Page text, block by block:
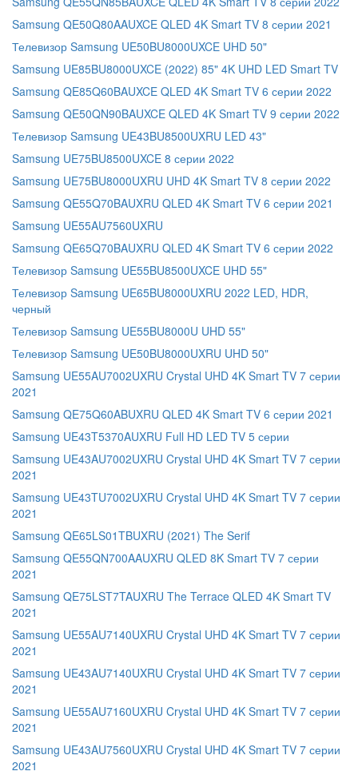
Samsung QE50Q80AAUXCE QLED 4K Smart TV 8 серии 2021
Телевизор Samsung UE50BU8000UXCE UHD 50"
Samsung UE85BU8000UXCE (2022) 85" 4K UHD LED Smart TV
Samsung QE85Q60BAUXCE QLED 4K Smart TV 6 серии 2022
Samsung QE50QN90BAUXCE QLED 4K Smart TV 9 серии 2022
Телевизор Samsung UE43BU8500UXRU LED 43"
Samsung UE75BU8500UXCE 8 серии 2022
Samsung UE75BU8000UXRU UHD 4K Smart TV 8 серии 2022
Samsung QE55Q70BAUXRU QLED 4K Smart TV 6 серии 2021
Samsung UE55AU7560UXRU
Samsung QE65Q70BAUXRU QLED 4K Smart TV 6 серии 2022
Телевизор Samsung UE55BU8500UXCE UHD 55"
Телевизор Samsung UE65BU8000UXRU 2022 LED, HDR,
черный
Телевизор Samsung UE55BU8000U UHD 55"
Телевизор Samsung UE50BU8000UXRU UHD 50"
Samsung UE55AU7002UXRU Crystal UHD 4K Smart TV 7 серии
2021
Samsung QE75Q60ABUXRU QLED 4K Smart TV 6 серии 2021
Samsung UE43T5370AUXRU Full HD LED TV 5 серии
Samsung UE43AU7002UXRU Crystal UHD 4K Smart TV 7 серии
2021
Samsung UE43TU7002UXRU Crystal UHD 4K Smart TV 7 серии
2021
Samsung QE65LS01TBUXRU (2021) The Serif
Samsung QE55QN700AAUXRU QLED 8K Smart TV 7 серии
2021
Samsung QE75LST7TAUXRU The Terrace QLED 4K Smart TV
2021
Samsung UE55AU7140UXRU Crystal UHD 4K Smart TV 7 серии
2021
Samsung UE43AU7140UXRU Crystal UHD 4K Smart TV 7 серии
2021
Samsung UE55AU7160UXRU Crystal UHD 4K Smart TV 7 серии
2021
Samsung UE43AU7560UXRU Crystal UHD 4K Smart TV 7 серии
2021